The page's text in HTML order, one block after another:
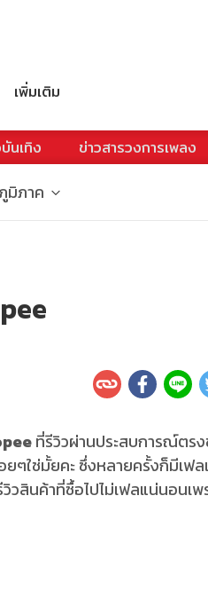
เพิ่มเติม
นเทิง ข่าวสารวงการเพลง
มิภาค
ที่รีวิวผ่านประสบการณ์ตรง
ใช่มั้ยคะ ซึ่งหลายครั้งก็มีเฟล
สินค้าที่ซื้อไปไม่เฟลแน่นอนเพ